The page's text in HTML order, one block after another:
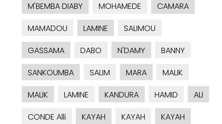
M'BEMBA DIABY
MOHAMEDE
CAMARA
MAMADOU
LAMINE
SALIMOU
GASSAMA
DABO N'DAMY
BANNY
SANKOUMBA
SALIM MARA
MALIK
MALIK
LAMINE KANDURA HAMID
ALI
CONDE Alli
KAYAH KAYAH
KAYAH